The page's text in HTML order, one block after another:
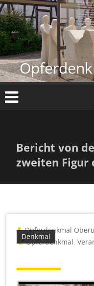
Zum
Inhalt
springen
Bericht von
zweiten Figur
Denkmal
Opferdenkmal
Opferdenkmal
,